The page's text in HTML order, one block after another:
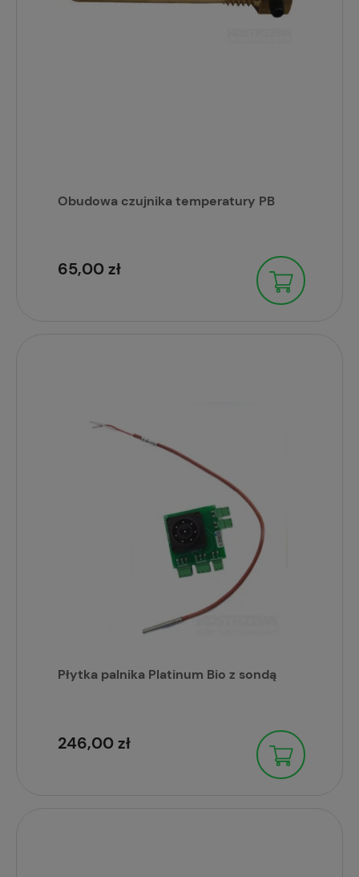
Obudowa czujnika temperatury PB
65,00 zł
Płytka palnika Platinum Bio z sondą
246,00 zł